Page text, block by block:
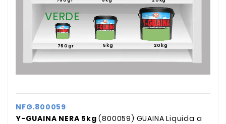
VERDE
5kg 20kg
750gr
NFG.800059
Y-GUAINA NERA 5kg (800059) GUAINA Liquida a